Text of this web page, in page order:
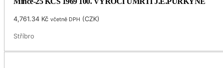
4,761.34 Kč včetně DPH (CZK)
Stříbro